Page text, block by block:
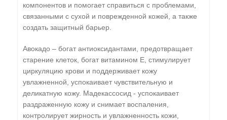
компонентов и помогает справиться с проблемами,
связанными с сухой и поврежденной кожей, а также
создать защитный барьер.
Авокадо – богат антиоксидантами, предотвращает
старение клеток, богат витамином Е, стимулирует
циркуляцию крови и поддерживает кожу
увлажненной, успокаивает чувствительную и
деликатную кожу. Мадекассосид - успокаивает
раздраженную кожу и снимает воспаления,
контролирует жирность и увлажненность кожи,